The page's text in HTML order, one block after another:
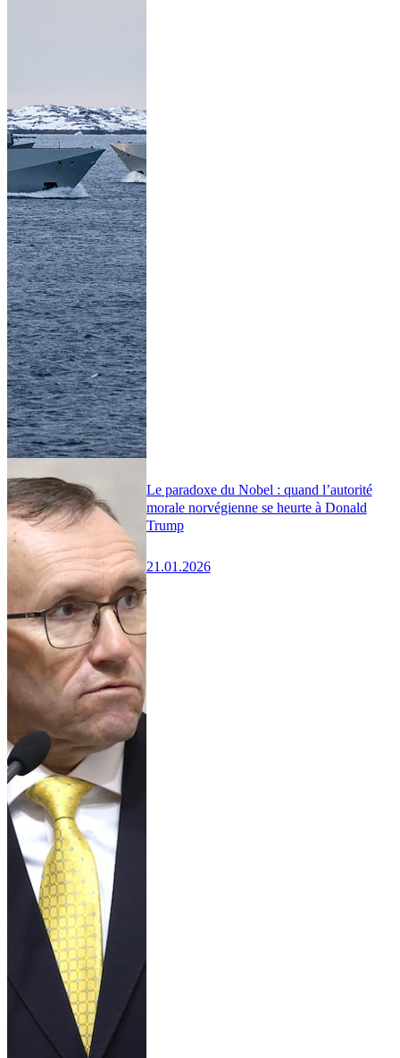
Le paradoxe du Nobel : quand l’autorité
morale norvégienne se heurte à Donald
Trump
21.01.2026